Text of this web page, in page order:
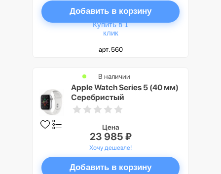
Добавить в корзину
Купить в 1
клик
арт. 560
Apple Watch Series 5 (40 мм)
Серебристый
В наличии
Цена
23 985 ₽
Хочу дешевле!
Добавить в корзину